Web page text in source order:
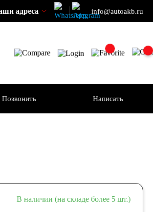
адреса info@autoakb.ru
Позвонить Написать
В наличии (на складе более 5 шт.)